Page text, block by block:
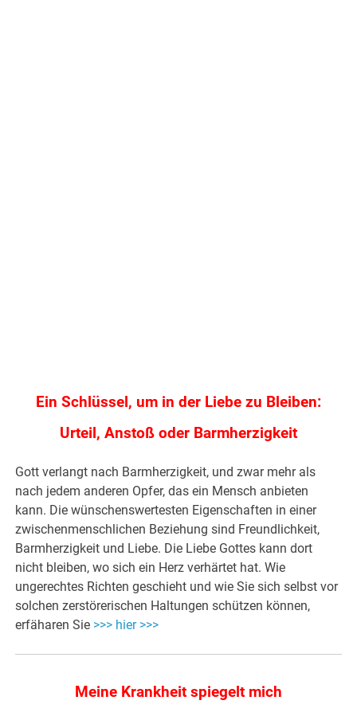
Ein Schlüssel, um in der Liebe zu Bleiben:
Urteil, Anstoß oder Barmherzigkeit
Gott verlangt nach Barmherzigkeit, und zwar mehr als
nach jedem anderen Opfer, das ein Mensch anbieten
kann. Die wünschenswertesten Eigenschaften in einer
zwischenmenschlichen Beziehung sind Freundlichkeit,
Barmherzigkeit und Liebe. Die Liebe Gottes kann dort
nicht bleiben, wo sich ein Herz verhärtet hat. Wie
ungerechtes Richten geschieht und wie Sie sich selbst vor
solchen zerstörerischen Haltungen schützen können,
erfäharen Sie >>> hier >>>
Meine Krankheit spiegelt mich